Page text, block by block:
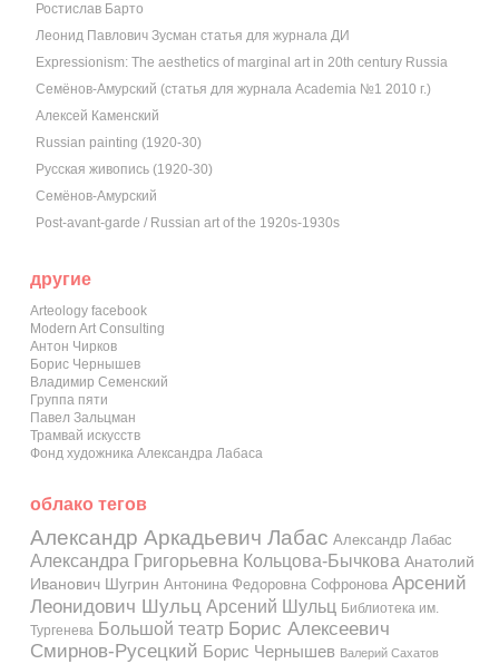
Ростислав Барто
Леонид Павлович Зусман статья для журнала ДИ
Expressionism: The aesthetics of marginal art in 20th century Russia
Семёнов-Амурский (статья для журнала Academia №1 2010 г.)
Алексей Каменский
Russian painting (1920-30)
Русская живопись (1920-30)
Семёнов-Амурский
Post-avant-garde / Russian art of the 1920s-1930s
другие
Arteology facebook
Modern Art Consulting
Антон Чирков
Борис Чернышев
Владимир Семенский
Группа пяти
Павел Зальцман
Трамвай искусств
Фонд художника Александра Лабаса
облако тегов
Александр Аркадьевич Лабас Александр Лабас
Александра Григорьевна Кольцова-Бычкова Анатолий
Иванович Шугрин Антонина Федоровна Софронова Арсений
Леонидович Шульц Арсений Шульц Библиотека им.
Тургенева Большой театр Борис Алексеевич
Смирнов-Русецкий Борис Чернышев Валерий Сахатов